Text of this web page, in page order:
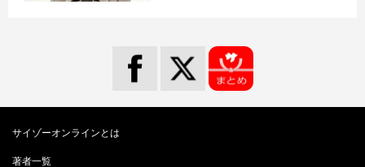
サイゾーオンラインとは
著者一覧